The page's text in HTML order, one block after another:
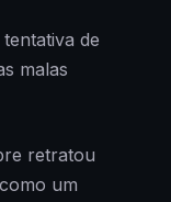
de
malas
retratou
um